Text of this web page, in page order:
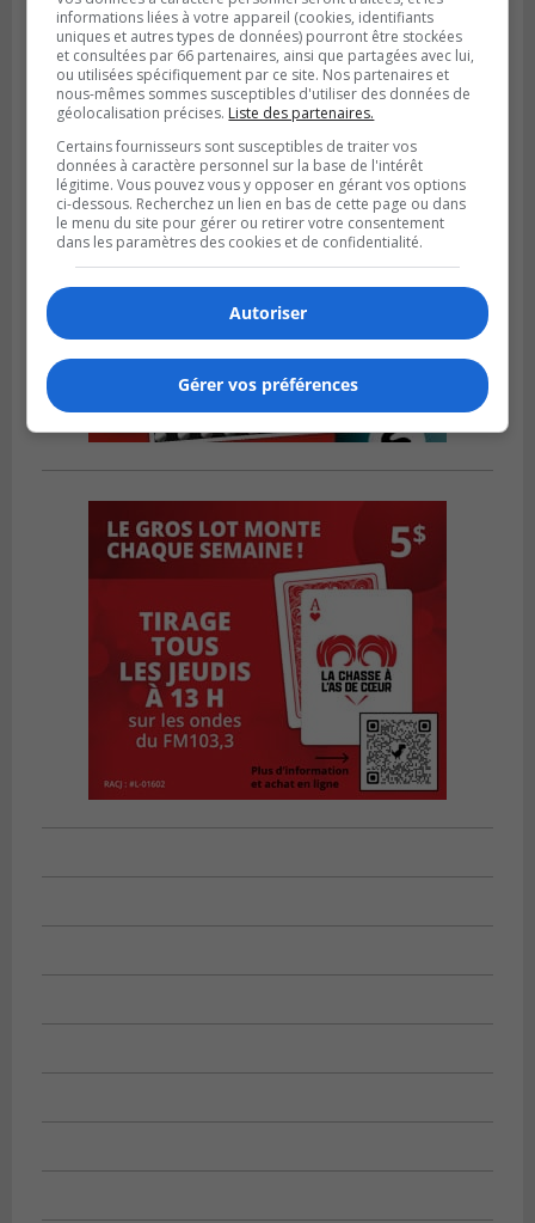
SAINT-HUBERT
Publié le 6 août 2026 à 09h39
Longueuil injecte 1,5 M$ pour moderniser
deux stations de pompage
informations liées à votre appareil (cookies, identifiants
uniques et autres types de données) pourront être stockées
et consultées par 66 partenaires, ainsi que partagées avec lui,
ou utilisées spécifiquement par ce site. Nos partenaires et
nous-mêmes sommes susceptibles d'utiliser des données de
géolocalisation précises. Liste des partenaires.
Certains fournisseurs sont susceptibles de traiter vos
données à caractère personnel sur la base de l'intérêt
légitime. Vous pouvez vous y opposer en gérant vos options
ci-dessous. Recherchez un lien en bas de cette page ou dans
le menu du site pour gérer ou retirer votre consentement
dans les paramètres des cookies et de confidentialité.
Autoriser
Gérer vos préférences